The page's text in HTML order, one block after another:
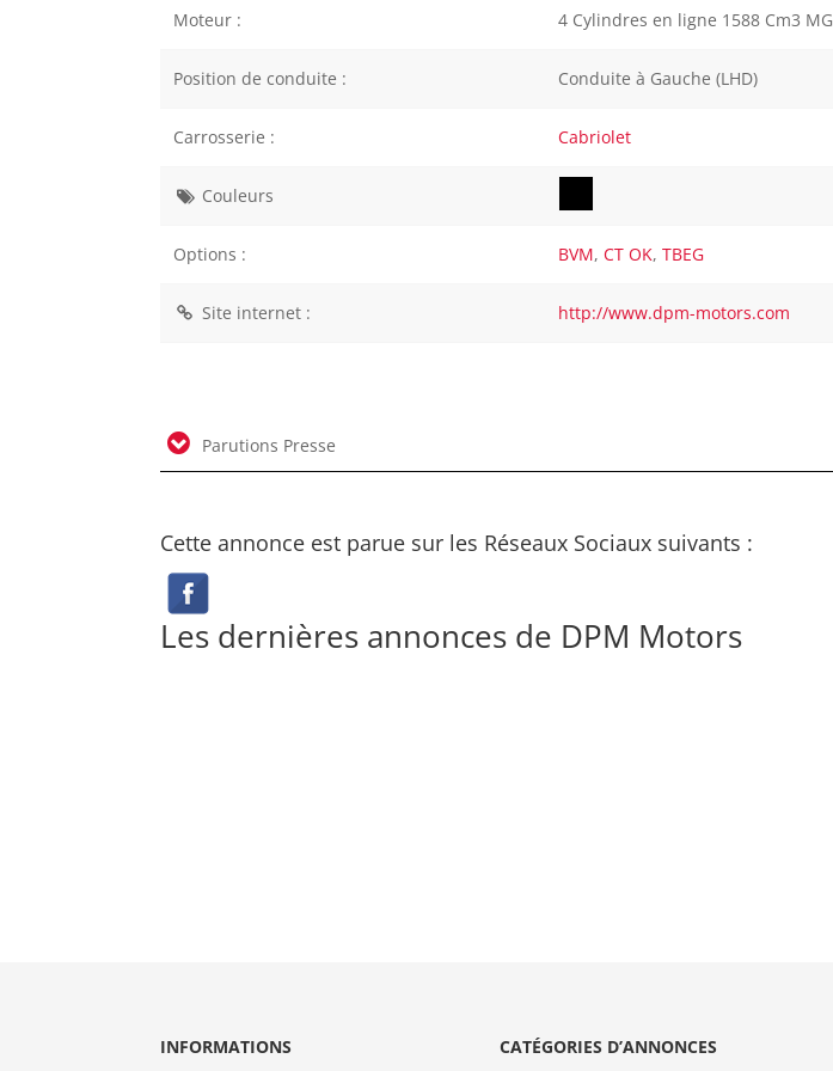
Moteur : 4 Cylindres en ligne 1588 Cm3 MG
Position de conduite : Conduite à Gauche (LHD)
Carrosserie : Cabriolet
Couleurs
Options : BVM,CT OK,TBEG
Site internet : http://www.dpm-motors.com
Parutions Presse
Cette annonce est parue sur les Réseaux Sociaux suivants :
Les dernières annonces de DPM Motors
INFORMATIONS
CATÉGORIES D’ANNONCES